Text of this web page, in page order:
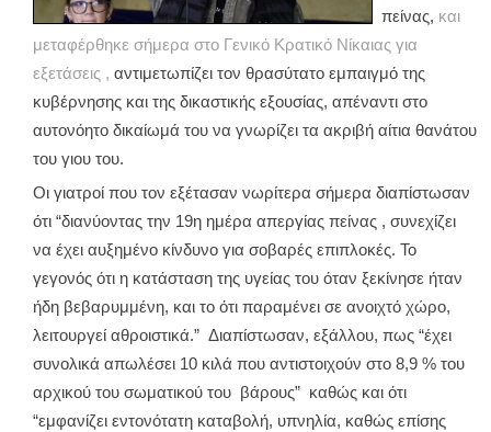
πείνας, και
μεταφέρθηκε σήμερα στο Γενικό Κρατικό Νίκαιας για
εξετάσεις , αντιμετωπίζει τον θρασύτατο εμπαιγμό της
κυβέρνησης και της δικαστικής εξουσίας, απέναντι στο
αυτονόητο δικαίωμά του να γνωρίζει τα ακριβή αίτια θανάτου
του γιου του.
Οι γιατροί που τον εξέτασαν νωρίτερα σήμερα διαπίστωσαν
ότι “διανύοντας την 19η ημέρα απεργίας πείνας , συνεχίζει
να έχει αυξημένο κίνδυνο για σοβαρές επιπλοκές. Το
γεγονός ότι η κατάσταση της υγείας του όταν ξεκίνησε ήταν
ήδη βεβαρυμμένη, και το ότι παραμένει σε ανοιχτό χώρο,
λειτουργεί αθροιστικά.” Διαπίστωσαν, εξάλλου, πως “έχει
συνολικά απωλέσει 10 κιλά που αντιστοιχούν στο 8,9 % του
αρχικού του σωματικού του βάρους” καθώς και ότι
“εμφανίζει εντονότατη καταβολή, υπνηλία, καθώς επίσης